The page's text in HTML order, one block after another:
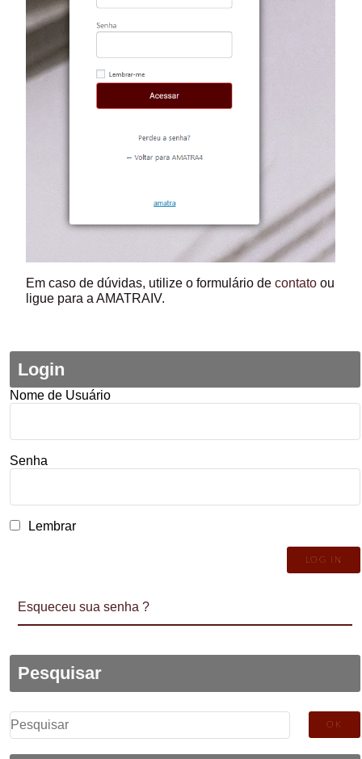
Em caso de dúvidas, utilize o formulário decontato ou
ligue para a AMATRAIV.
Login
Nome de Usuário
Senha
Lembrar
Esqueceu sua senha ?
Pesquisar
Pesquisar
por: